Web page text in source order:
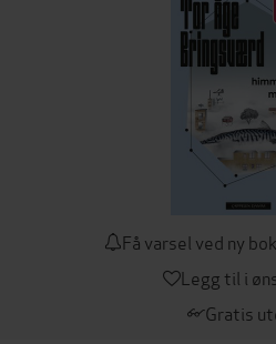
Få varsel ved ny
Legg til i
Gratis